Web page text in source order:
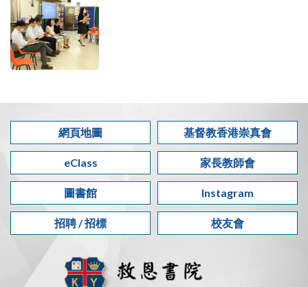
網頁地圖 基督教香港崇真會
eClass 家長教師會
圖書館 Instagram
招聘 / 招標 校友會